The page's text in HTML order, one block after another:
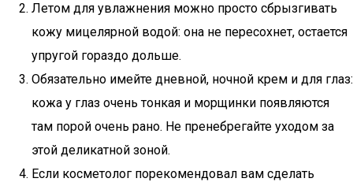
Летом для увлажнения можно просто сбрызгивать
кожу мицелярной водой: она не пересохнет, остается
упругой гораздо дольше.
Обязательно имейте дневной, ночной крем и для глаз:
кожа у глаз очень тонкая и морщинки появляются
там порой очень рано. Не пренебрегайте уходом за
этой деликатной зоной.
Если косметолог порекомендовал вам сделать